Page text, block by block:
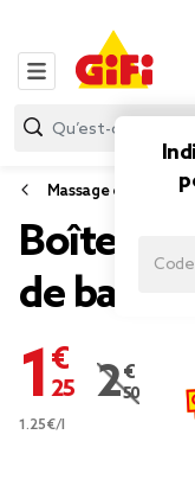
Massage et sauna
Boîte
de bain
1,25 €
Prix
2,50 €
1.25€/l